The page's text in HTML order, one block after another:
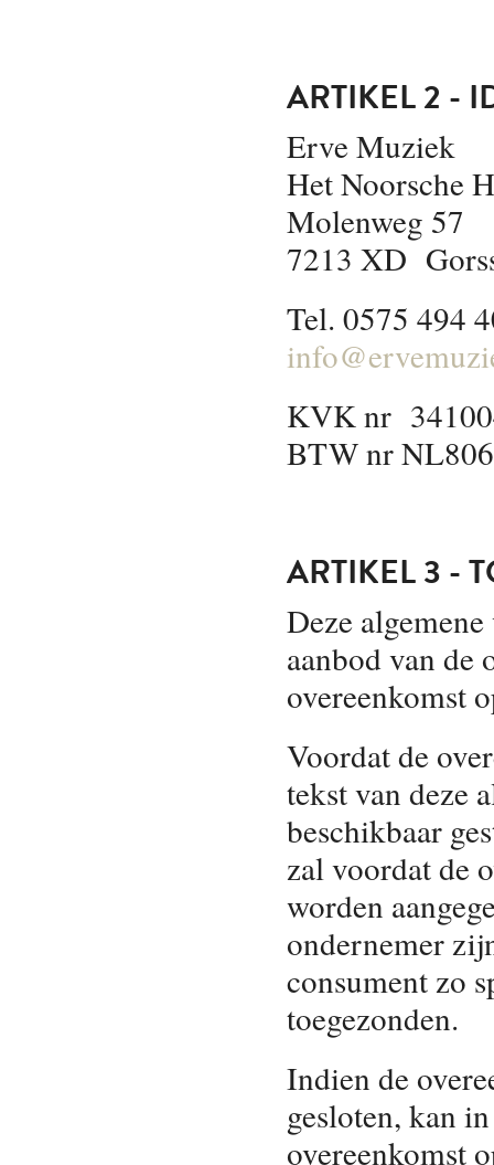
ARTIKEL 2 -
Erve Muziek
Het Noorsche
Molenweg 57
7213 XD
Tel. 0575 494
KVK nr
BTW nr
ARTIKEL 3 -
Deze
aanbod van de
overeenkomst
Voordat de
tekst van deze
beschikbaar
zal voordat de
worden
ondernemer
consument zo
toegezonden.
Indien de
gesloten, kan
overeenkomst